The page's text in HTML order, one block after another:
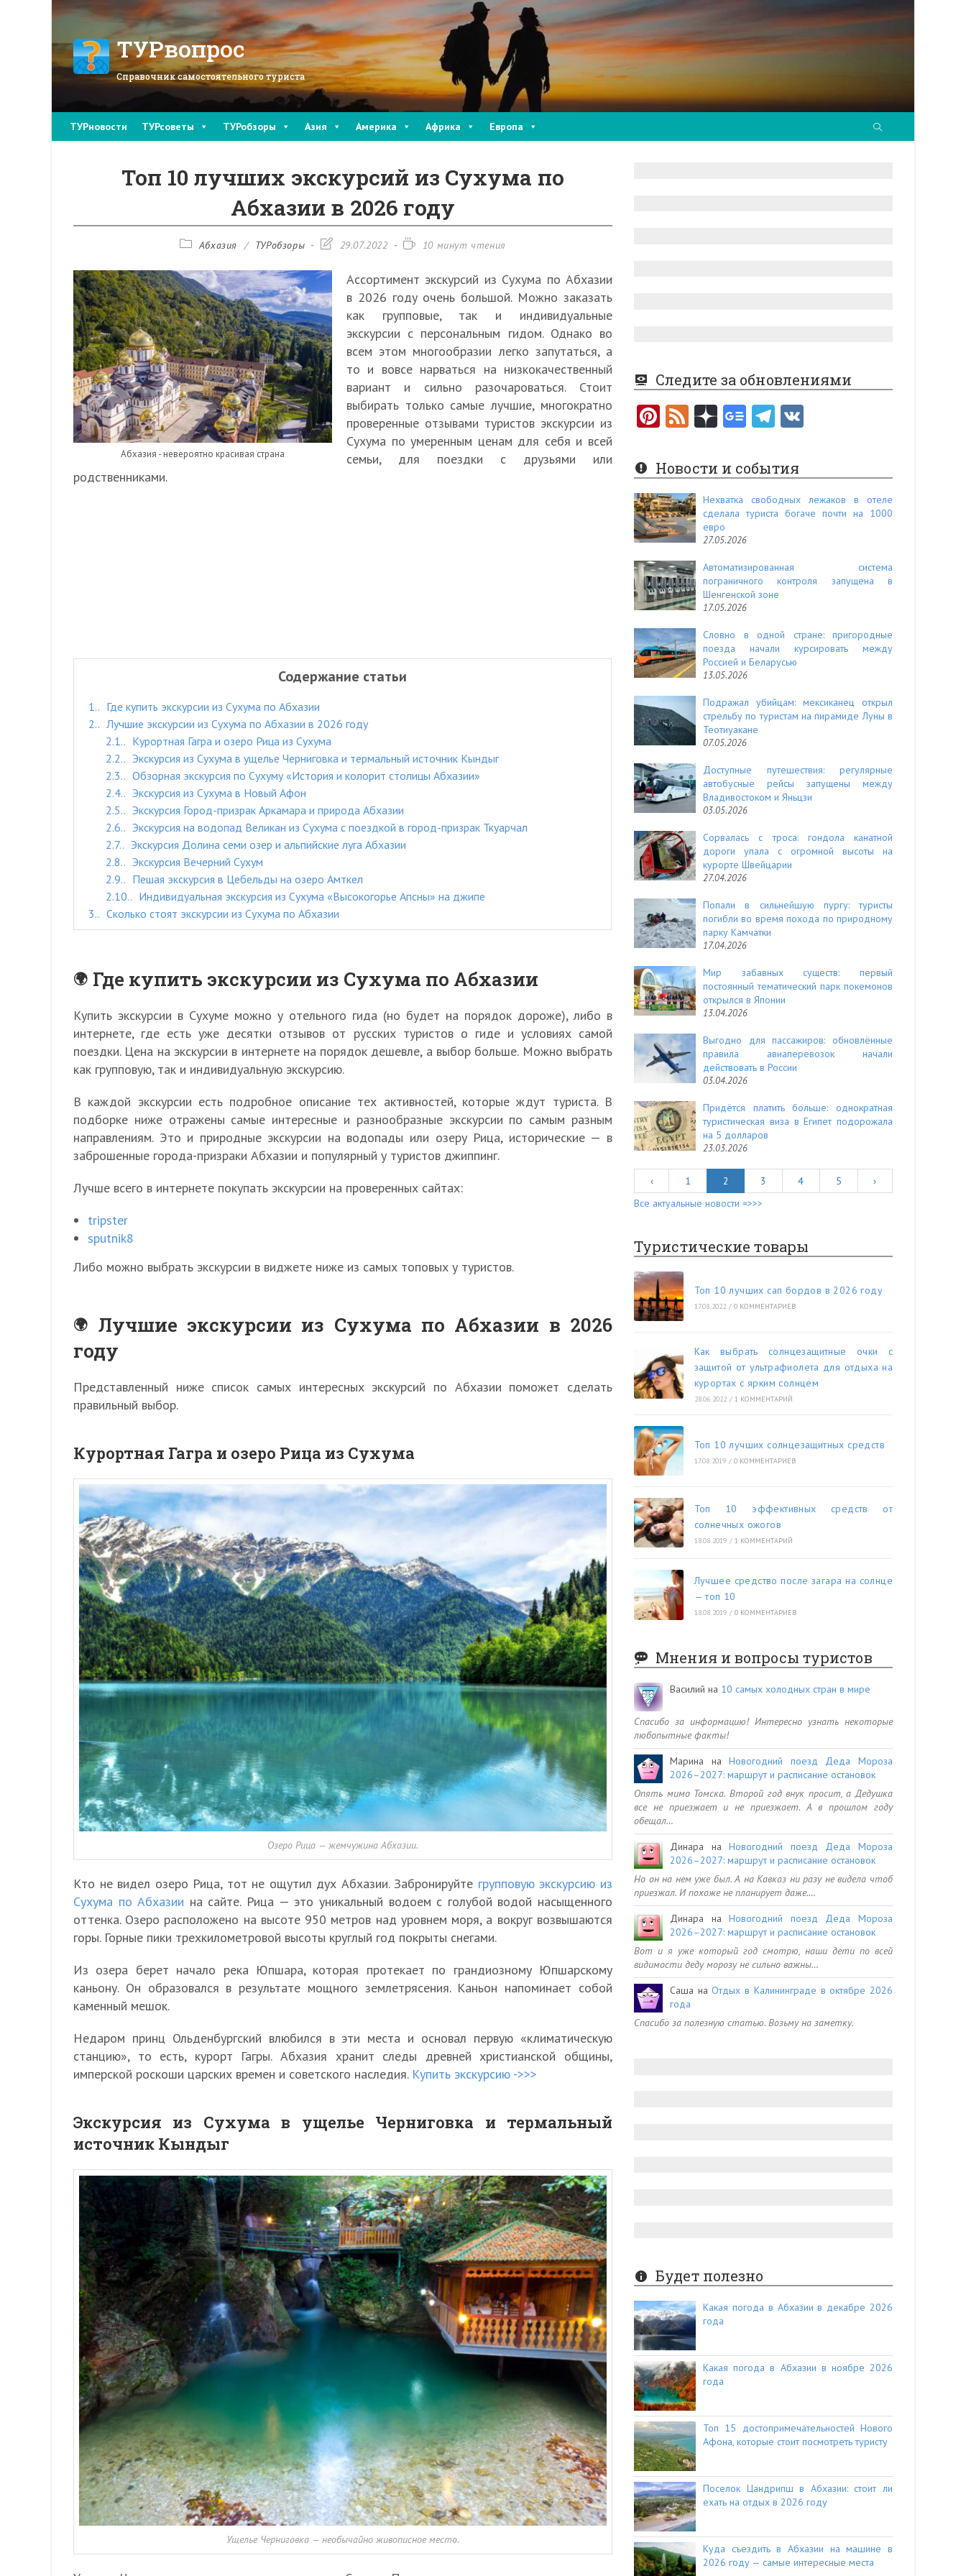
ТУРвопрос
Справочник самостоятельного туриста
ТУРновости ТУРсоветы ТУРобзоры Азия Америка Африка Европа
Топ 10 лучших экскурсий из Сухума по
Абхазии в 2026 году
РубрикаАбхазия / ТУРобзоры
Запись29.07.2022
Время10 минут чтения
Абхазия - невероятно красивая страна
Ассортимент экскурсий из Сухума по Абхазии
в 2026 году очень большой. Можно заказать
как групповые, так и индивидуальные
экскурсии с персональным гидом. Однако во
всем этом многообразии легко запутаться, а
то и вовсе нарваться на низкокачественный
вариант и сильно разочароваться. Стоит
выбирать только самые лучшие, многократно
проверенные отзывами туристов экскурсии из
Сухума по умеренным ценам для себя и всей
семьи, для поездки с друзьями или
родственниками.
Содержание статьи
1.
Где купить экскурсии из Сухума по Абхазии
2.
Лучшие экскурсии из Сухума по Абхазии в 2026 году
2.1.
Курортная Гагра и озеро Рица из Сухума
2.2.
Экскурсия из Сухума в ущелье Черниговка и термальный источник Кындыг
2.3.
Обзорная экскурсия по Сухуму «История и колорит столицы Абхазии»
2.4.
Экскурсия из Сухума в Новый Афон
2.5.
Экскурсия Город-призрак Аркамара и природа Абхазии
2.6.
Экскурсия на водопад Великан из Сухума с поездкой в город-призрак Ткуарчал
2.7.
Экскурсия Долина семи озер и альпийские луга Абхазии
2.8.
Экскурсия Вечерний Сухум
2.9.
Пешая экскурсия в Цебельды на озеро Амткел
2.10.
Индивидуальная экскурсия из Сухума «Высокогорье Апсны» на джипе
3.
Сколько стоят экскурсии из Сухума по Абхазии
Где купить экскурсии из Сухума по Абхазии
Купить экскурсии в Сухуме можно у отельного гида (но будет на порядок дороже), либо в
интернете, где есть уже десятки отзывов от русских туристов о гиде и условиях самой
поездки. Цена на экскурсии в интернете на порядок дешевле, а выбор больше. Можно выбрать
как групповую, так и индивидуальную экскурсию.
В каждой экскурсии есть подробное описание тех активностей, которые ждут туриста. В
подборке ниже отражены самые интересные и разнообразные экскурсии по самым разным
направлениям. Это и природные экскурсии на водопады или озеру Рица, исторические — в
заброшенные города-призраки Абхазии и популярный у туристов джиппинг.
Лучше всего в интернете покупать экскурсии на проверенных сайтах:
tripster
sputnik8
Либо можно выбрать экскурсии в виджете ниже из самых топовых у туристов.
Лучшие экскурсии из Сухума по Абхазии в 2026
году
Представленный ниже список самых интересных экскурсий по Абхазии поможет сделать
правильный выбор.
Курортная Гагра и озеро Рица из Сухума
Озеро Рица — жемчужина Абхазии.
Кто не видел озеро Рица, тот не ощутил дух Абхазии. Забронируйте групповую экскурсию из
Сухума по Абхазии на сайте. Рица — это уникальный водоем с голубой водой насыщенного
оттенка. Озеро расположено на высоте 950 метров над уровнем моря, а вокруг возвышаются
горы. Горные пики трехкилометровой высоты круглый год покрыты снегами.
Из озера берет начало река Юпшара, которая протекает по грандиозному Юпшарскому
каньону. Он образовался в результате мощного землетрясения. Каньон напоминает собой
каменный мешок.
Недаром принц Ольденбургский влюбился в эти места и основал первую «климатическую
станцию», то есть, курорт Гагры. Абхазия хранит следы древней христианской общины,
имперской роскоши царских времен и советского наследия. Купить экскурсию ->>>
Экскурсия из Сухума в ущелье Черниговка и термальный
источник Кындыг
Ущелье Черниговка — необычайно живописное место.
Следите за обновлениями
Pi
er
es
t
F
e
d
Новости и события
Нехватка свободных лежаков в отеле
сделала туриста богаче почти на 1000
евро
27.05.2026
Автоматизированная система
пограничного контроля запущена в
Шенгенской зоне
17.05.2026
Словно в одной стране: пригородные
поезда начали курсировать между
Россией и Беларусью
13.05.2026
Подражал убийцам: мексиканец открыл
стрельбу по туристам на пирамиде Луны в
Теотиуакане
07.05.2026
Доступные путешествия: регулярные
автобусные рейсы запущены между
Владивостоком и Яньцзи
03.05.2026
Сорвалась с троса: гондола канатной
дороги упала с огромной высоты на
курорте Швейцарии
27.04.2026
Попали в сильнейшую пургу: туристы
погибли во время похода по природному
парку Камчатки
17.04.2026
Мир забавных существ: первый
постоянный тематический парк покемонов
открылся в Японии
13.04.2026
Выгодно для пассажиров: обновлённые
правила авиаперевозок начали
действовать в России
03.04.2026
Придётся платить больше: однократная
туристическая виза в Египет подорожала
на 5 долларов
23.03.2026
‹ 1 2 3 4 5
›
Все актуальные новости =>>>
Туристические товары
Топ 10 лучших сап бордов в 2026 году
17.08.2022 / 0 КОММЕНТАРИЕВ
Как выбрать солнцезащитные очки с
защитой от ультрафиолета для отдыха на
курортах с ярким солнцем
28.06.2022 / 1 КОММЕНТАРИЙ
Топ 10 лучших солнцезащитных средств
17.08.2019 / 0 КОММЕНТАРИЕВ
Топ 10 эффективных средств от
солнечных ожогов
18.08.2019 / 1 КОММЕНТАРИЙ
Лучшее средство после загара на солнце
— топ 10
18.08.2019 / 0 КОММЕНТАРИЕВ
Мнения и вопросы туристов
Василий на 10 самых холодных стран в мире
Спасибо за информацию! Интересно узнать некоторые
любопытные факты!
Марина наНовогодний поезд Деда Мороза
2026–2027: маршрут и расписание остановок
Опять мимо Томска. Второй год внук просит, а Дедушка
все не приезжает и не приезжает. А в прошлом году
обещал…
Динара наНовогодний поезд Деда Мороза
2026–2027: маршрут и расписание остановок
Но он на нем уже был. А на Кавказ ни разу не видела чтоб
приезжал. И похоже не планирует даже.…
Динара наНовогодний поезд Деда Мороза
2026–2027: маршрут и расписание остановок
Вот и я уже который год смотрю, наши дети по всей
видимости деду морозу не сильно важны…
Саша наОтдых в Калининграде в октябре 2026
года
Спасибо за полезную статью. Возьму на заметку.
Будет полезно
Какая погода в Абхазии в декабре 2026
года
Какая погода в Абхазии в ноябре 2026
года
Топ 15 достопримечательностей Нового
Афона, которые стоит посмотреть туристу
Поселок Цандрипш в Абхазии: стоит ли
ехать на отдых в 2026 году
Куда съездить в Абхазии на машине в
2026 году — самые интересные места